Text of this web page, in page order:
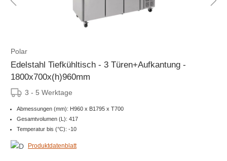
Polar
Edelstahl Tiefkühltisch - 3 Türen+Aufkantung -
1800x700x(h)960mm
3 - 5 Werktage
Abmessungen (mm): H960 x B1795 x T700
Gesamtvolumen (L): 417
Temperatur bis (°C): -10
Produktdatenblatt